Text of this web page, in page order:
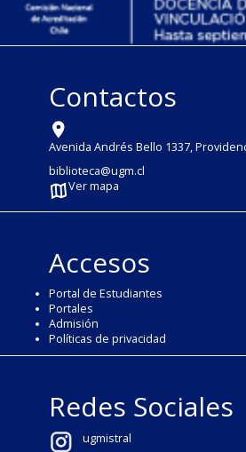
Contactos
Avenida Andrés Bello 1337,
biblioteca@ugm.cl
Ver mapa
Accesos
Portal de Estudiantes
Portales
Admisión
Políticas de privacidad
Redes Sociales
ugmistral